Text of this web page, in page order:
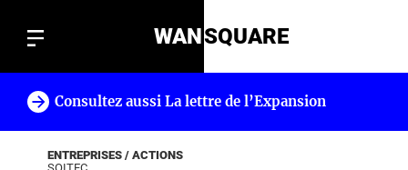
WANSQUARE
Consultez aussi La lettre de l’Expansion
ENTREPRISES / ACTIONS